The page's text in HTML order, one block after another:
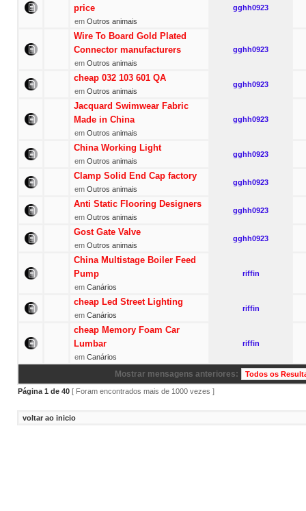
price
em Outros animais
gghh0923
Wire To Board Gold Plated
Connector manufacturers
em Outros animais
gghh0923
cheap 032 103 601 QA
em Outros animais
gghh0923
Jacquard Swimwear Fabric
Made in China
em Outros animais
gghh0923
China Working Light
em Outros animais
gghh0923
Clamp Solid End Cap factory
em Outros animais
gghh0923
Anti Static Flooring Designers
em Outros animais
gghh0923
Gost Gate Valve
em Outros animais
gghh0923
China Multistage Boiler Feed
Pump
em Canários
riffin
cheap Led Street Lighting
em Canários
riffin
cheap Memory Foam Car
Lumbar
em Canários
riffin
Mostrar mensagens anteriores:
Página 1 de 40 [ Foram encontrados mais de 1000 vezes ]
voltar ao inicio